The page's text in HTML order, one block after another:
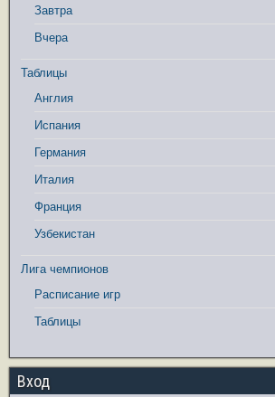
Завтра
Вчера
Таблицы
Англия
Испания
Германия
Италия
Франция
Узбекистан
Лига чемпионов
Расписание игр
Таблицы
Вход